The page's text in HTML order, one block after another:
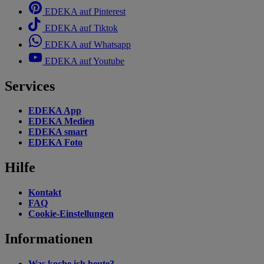
EDEKA auf Pinterest
EDEKA auf Tiktok
EDEKA auf Whatsapp
EDEKA auf Youtube
Services
EDEKA App
EDEKA Medien
EDEKA smart
EDEKA Foto
Hilfe
Kontakt
FAQ
Cookie-Einstellungen
Informationen